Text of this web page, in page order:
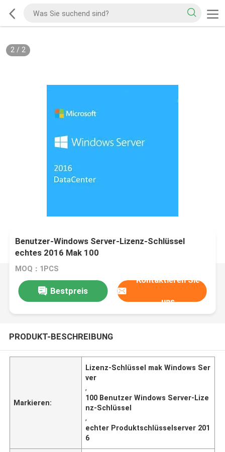
2/ 2
Benutzer-Windows Server-Lizenz-Schlüssel
echtes 2016 Mak 100
MOQ：1PCS
Bestpreis
Kontaktieren Sie
uns
PRODUKT-BESCHREIBUNG
Markieren:
Lizenz-Schlüssel mak Windows Ser
ver
,
100 Benutzer Windows Server-Lize
nz-Schlüssel
,
echter Produktschlüsselserver 201
6